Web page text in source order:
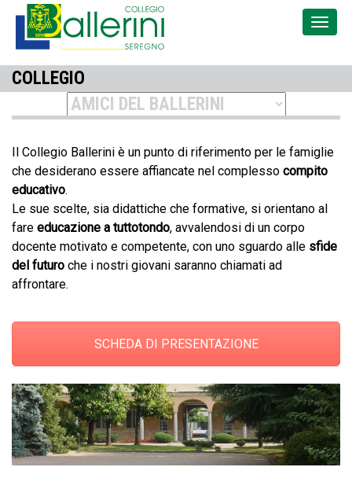
COLLEGIO
Il Collegio Ballerini è un punto di riferimento per le famiglie
che desiderano essere affiancate nel complesso compito
educativo.
Le sue scelte, sia didattiche che formative, si orientano al
fare educazione a tuttotondo, avvalendosi di un corpo
docente motivato e competente, con uno sguardo alle sfide
del futuro che i nostri giovani saranno chiamati ad
affrontare.
SCHEDA DI PRESENTAZIONE